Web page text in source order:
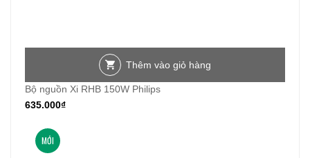
Thêm vào giỏ hàng
Bộ nguồn Xi RHB 150W Philips
635.000₫
MỚI